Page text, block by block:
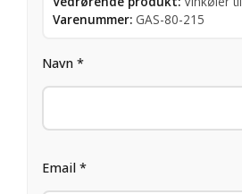
Varenummer: GAS-80-215
Navn *
Email *